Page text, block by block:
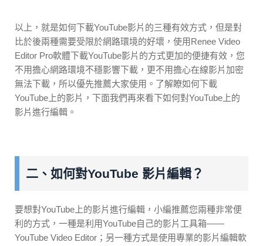
以上，就是如何下載YouTube影片的三種有效方式，但是對
比於後兩種需要受限於網路環境的好壞，使用Renee Video
Editor Pro軟體下載YouTube影片的方式更加的便捷有效，您
不用擔心網路環境不穩影響下載，更不用擔心在線影片加密
無法下載，所以優先推薦大家使用。了解瞭如何下載
YouTube上的影片，下面我們再來看下如何對YouTube上的
影片進行編輯。
二、如何對YouTube 影片編輯？
要想對YouTube上的影片進行編輯，小編推薦您兩種非常便
利的方式，一種是利用YouTube自己的影片工具箱——
YouTube Video Editor；另一種方式是使用專業的影片編輯軟